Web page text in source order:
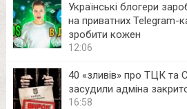
Українські блогери
на приватних Telegram-
зробити кожен
12:06
40 «зливів» про ТЦК та
засудили адміна
16:58